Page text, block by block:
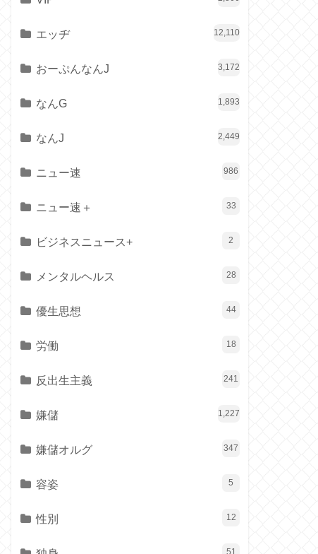
エッヂ 12,110
おーぷんなんJ 3,172
なんG 1,893
なんJ 2,449
ニュー速 986
ニュー速＋ 33
ビジネスニュース+ 2
メンタルヘルス 28
優生思想 44
労働 18
反出生主義 241
嫌儲 1,227
嫌儲オルグ 347
容姿 5
性別 12
51